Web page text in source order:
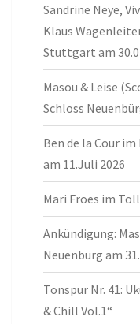
Sandrine Neye,
Klaus
Stuttgart am
Masou & Leise
Schloss
Ben de la Cour
am 11.Juli 2026
Mari Froes im
Ankündigung:
Neuenbürg am
Tonspur Nr. 41:
& Chill Vol.1“